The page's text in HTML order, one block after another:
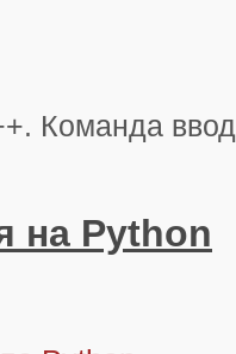
Команда
на Python